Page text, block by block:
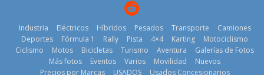
Kia reúne a
jugadores de
fútbol de todo
el mundo en
‘Kia OMBC
Cup’
Industria Eléctricos Híbridos Pesados Transporte
Camiones
Deportes
Fórmula 1 Rally Pista 4×4 Karting
Motociclismo
Ciclismo
Motos Bicicletas Turismo Aventura
Galerías de Fotos
Más fotos
Eventos Varios Movilidad
Nuevos
Precios por Marcas
USADOS
Usados Concesionarios